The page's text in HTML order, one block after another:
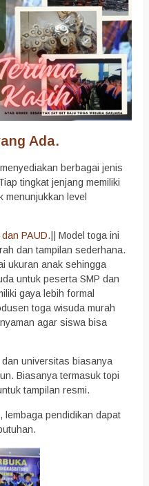
Ada.
berbagai jenis
tingkat jenjang memiliki
menunjukkan level
PAUD.|| Model toga ini
dan tampilan sederhana.
ukuran anak sehingga
untuk peserta SMP dan
gaya lebih formal
toga wisuda murah
agar siswa bisa
universitas biasanya
Biasanya termasuk topi
tampilan resmi.
lembaga pendidikan dapat